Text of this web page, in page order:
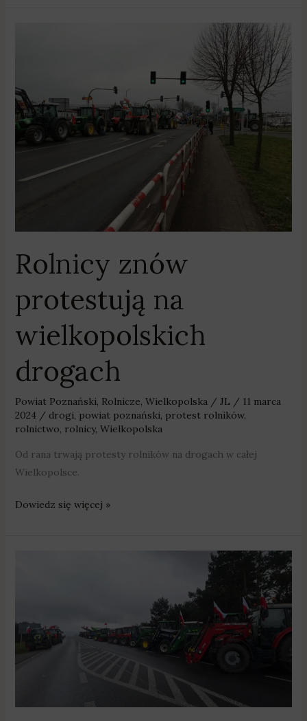
Rolnicy znów
protestują na
wielkopolskich
drogach
Powiat Poznański, Rolnicze, Wielkopolska/ JL / 11 marca
2024 / drogi, powiat poznański, protest rolników,
rolnictwo, rolnicy, Wielkopolska
Od rana trwają protesty rolników na drogach w całej
Wielkopolsce.
na
wielkopolskich
drogach
Dowiedz się więcej »
Rada
Rolnica
wspiera